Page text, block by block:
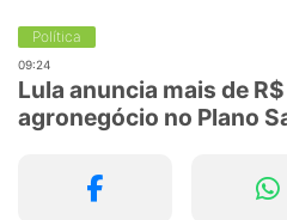
Política
09:24
Lula anuncia mais de
agronegócio no Plano